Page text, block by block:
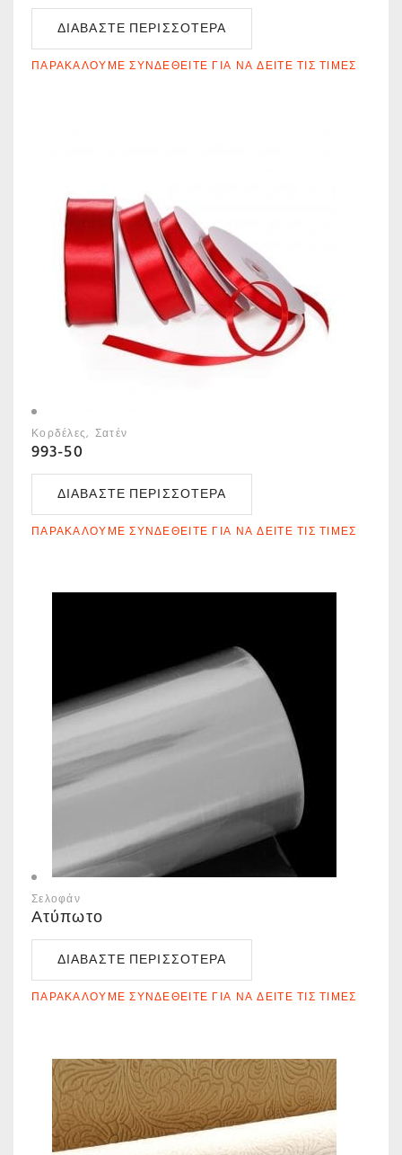
ΔΙΑΒΆΣΤΕ ΠΕΡΙΣΣΌΤΕΡΑ
ΠΑΡΑΚΑΛΟΎΜΕ ΣΥΝΔΕΘΕΊΤΕ ΓΙΑ ΝΑ ΔΕΊΤΕ ΤΙΣ ΤΙΜΈΣ
Κορδέλες Σατέν
993-50
ΔΙΑΒΆΣΤΕ ΠΕΡΙΣΣΌΤΕΡΑ
ΠΑΡΑΚΑΛΟΎΜΕ ΣΥΝΔΕΘΕΊΤΕ ΓΙΑ ΝΑ ΔΕΊΤΕ ΤΙΣ ΤΙΜΈΣ
Σελοφάν
Ατύπωτο
ΔΙΑΒΆΣΤΕ ΠΕΡΙΣΣΌΤΕΡΑ
ΠΑΡΑΚΑΛΟΎΜΕ ΣΥΝΔΕΘΕΊΤΕ ΓΙΑ ΝΑ ΔΕΊΤΕ ΤΙΣ ΤΙΜΈΣ